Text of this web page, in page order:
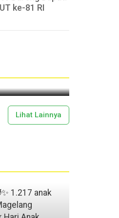
ke-81 RI
XXV
Lihat Lainnya
1.217 anak